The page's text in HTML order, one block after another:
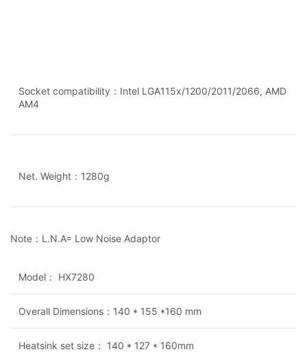
Socket compatibility：Intel LGA115x/1200/2011/2066, AMD
AM4
Net. Weight：1280g
Note：L.N.A= Low Noise Adaptor
Model： HX7280
Overall Dimensions：140 * 155 *160 mm
Heatsink set size： 140 * 127 * 160mm